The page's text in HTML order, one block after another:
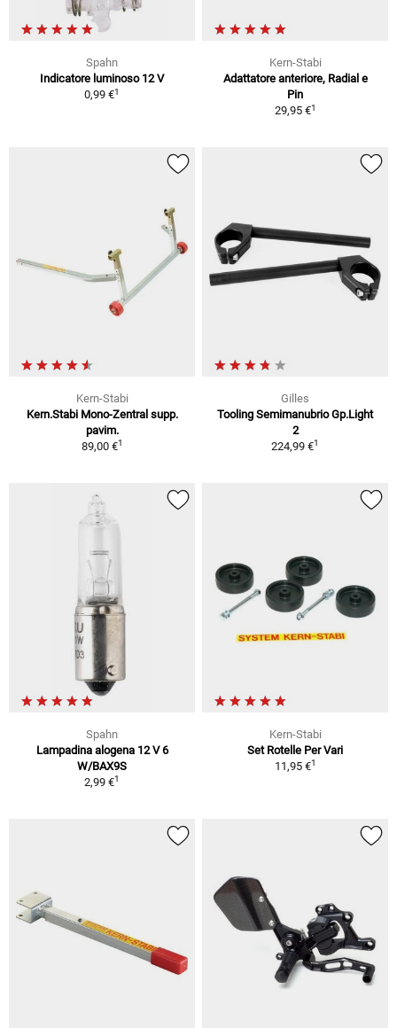
Spahn
Indicatore luminoso 12 V
0,99 €1
Kern-Stabi
Adattatore anteriore, Radial e
Pin
29,95 €1
Kern-Stabi
Kern.Stabi Mono-Zentral supp.
pavim.
89,00 €1
Gilles
Tooling Semimanubrio Gp.Light
2
224,99 €1
Spahn
Lampadina alogena 12 V 6
W/BAX9S
2,99 €1
Kern-Stabi
Set Rotelle Per Vari
11,95 €1